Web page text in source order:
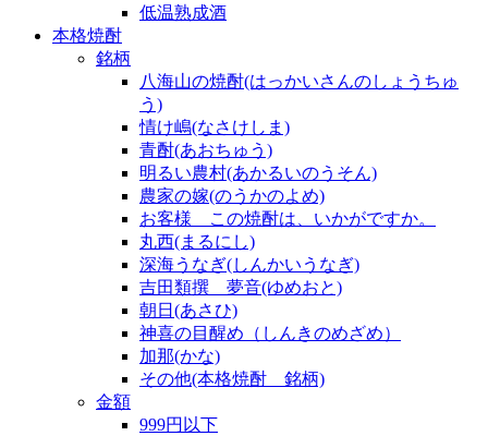
低温熟成酒
本格焼酎
銘柄
八海山の焼酎(はっかいさんのしょうちゅ
う)
情け嶋(なさけしま)
青酎(あおちゅう)
明るい農村(あかるいのうそん)
農家の嫁(のうかのよめ)
お客様 この焼酎は、いかがですか。
丸西(まるにし)
深海うなぎ(しんかいうなぎ)
吉田類撰 夢音(ゆめおと)
朝日(あさひ)
神喜の目醒め（しんきのめざめ）
加那(かな)
その他(本格焼酎 銘柄)
金額
999円以下